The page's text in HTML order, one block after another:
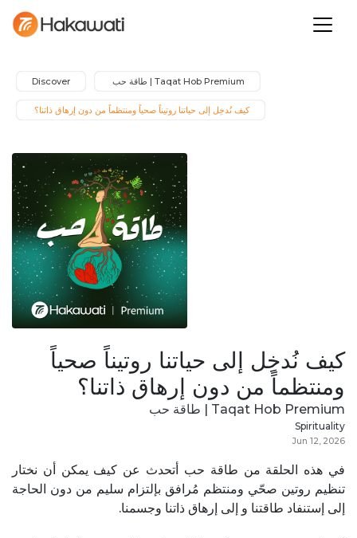
Discover Taqat Hob Premium | طاقة حب
كيف نُدخِل إلى حياتنا روتيناً صحياً ومنتظماً من دون إرهاق ذاتنا؟
كيف نُدخِل إلى حياتنا روتيناً صحياً
ومنتظماً من دون إرهاق ذاتنا؟
Taqat Hob Premium | طاقة حب
Spirituality
Jun 12, 2026
في هذه الحلقة من طاقة حب أتحدث عن كيف يمكن أن نختار
تنظيم روتين صحّي ومنتظم مُرافق بإلتزام سليم من دون الحاجة
إلى إستنفاد طاقتنا و إلى إرهاق ذاتنا وجسمنا.